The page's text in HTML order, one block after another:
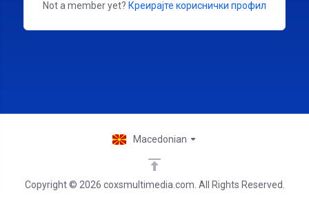
Not a member yet? Креирајте кориснички профил
Copyright © 2026 coxsmultimedia.com. All Rights Reserved.
Macedonian